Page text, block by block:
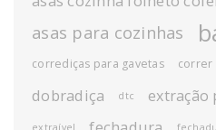
asas para cozinhas
corrediças para gavetas correr
dobradiça dtc extração